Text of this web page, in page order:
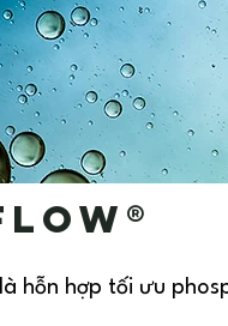
là hỗn hợp tối ưu